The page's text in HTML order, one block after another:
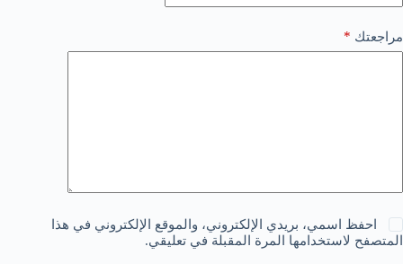
مراجعتك *
احفظ اسمي، بريدي الإلكتروني، والموقع الإلكتروني في هذا
المتصفح لاستخدامها المرة المقبلة في تعليقي.